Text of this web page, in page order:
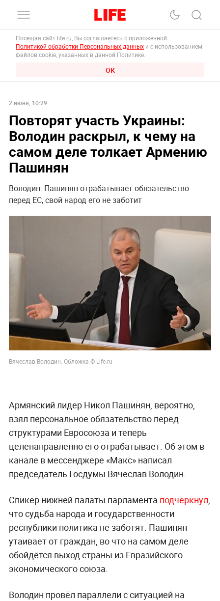
Посещая сайт life.ru, Вы соглашаетесь с приложенной
Политикой обработки Персональных данных и с использованием
файлов cookie, указанных в данной Политике.
ОК
2 июня, 10:29
Повторят участь Украины:
Володин раскрыл, к чему на
самом деле толкает Армению
Пашинян
Володин: Пашинян отрабатывает обязательство
перед ЕС, свой народ его не заботит
Вячеслав Володин. Обложка © Life.ru
Армянский лидер Никол Пашинян, вероятно,
взял персональное обязательство перед
структурами Евросоюза и теперь
целенаправленно его отрабатывает. Об этом в
канале в мессенджере «Макс» написал
председатель Госдумы Вячеслав Володин.
Спикер нижней палаты парламента подчеркнул,
что судьба народа и государственности
республики политика не заботят. Пашинян
утаивает от граждан, во что на самом деле
обойдётся выход страны из Евразийского
экономического союза.
Володин провёл параллели с ситуацией на